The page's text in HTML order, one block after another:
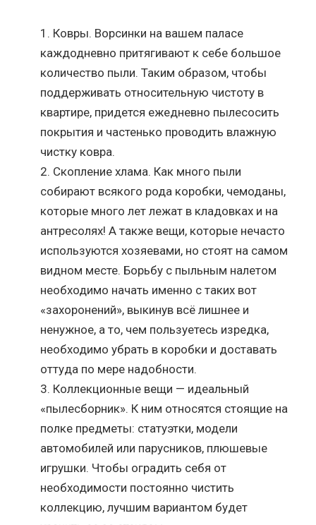
Ковры. Ворсинки на вашем паласе
каждодневно притягивают к себе большое
количество пыли. Таким образом, чтобы
поддерживать относительную чистоту в
квартире, придется ежедневно пылесосить
покрытия и частенько проводить влажную
чистку ковра.
Скопление хлама. Как много пыли
собирают всякого рода коробки, чемоданы,
которые много лет лежат в кладовках и на
антресолях! А также вещи, которые нечасто
используются хозяевами, но стоят на самом
видном месте. Борьбу с пыльным налетом
необходимо начать именно с таких вот
«захоронений», выкинув всё лишнее и
ненужное, а то, чем пользуетесь изредка,
необходимо убрать в коробки и доставать
оттуда по мере надобности.
Коллекционные вещи — идеальный
«пылесборник». К ним относятся стоящие на
полке предметы: статуэтки, модели
автомобилей или парусников, плюшевые
игрушки. Чтобы оградить себя от
необходимости постоянно чистить
коллекцию, лучшим вариантом будет